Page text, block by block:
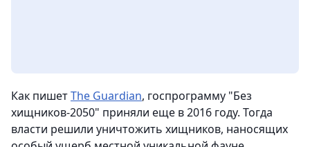
Как пишетThe Guardian, госпрограмму "Без
хищников-2050" приняли еще в 2016 году. Тогда
власти решили уничтожить хищников, наносящих